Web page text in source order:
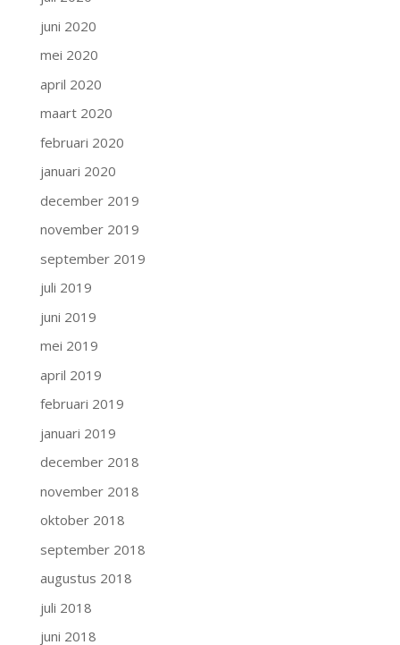
juni 2020
mei 2020
april 2020
maart 2020
februari 2020
januari 2020
december 2019
november 2019
september 2019
juli 2019
juni 2019
mei 2019
april 2019
februari 2019
januari 2019
december 2018
november 2018
oktober 2018
september 2018
augustus 2018
juli 2018
juni 2018